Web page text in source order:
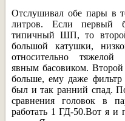
Отслушивал обе пары в
литров. Если первый
типичный ШП, то
большой катушки,
относительно
явным басовиком.
больше, ему даже
был и так ранний спад.
сравнения головок в
работать 1 ГД-50.Вот я и